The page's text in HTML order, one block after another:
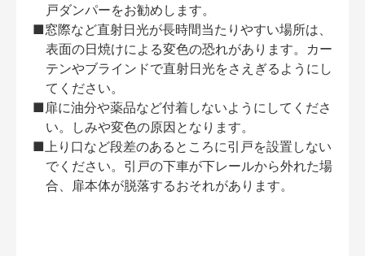
戸ダンパーをお勧めします。
■窓際など直射日光が長時間当たりやすい場所は、
表面の日焼けによる変色の恐れがあります。カー
テンやブラインドで直射日光をさえぎるようにし
てください。
■扉に油分や薬品など付着しないようにしてくださ
い。しみや変色の原因となります。
■上り口など段差のあるところに引戸を設置しない
でください。引戸の下車が下レールから外れた場
合、扉本体が脱落するおそれがあります。